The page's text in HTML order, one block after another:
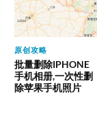
原创攻略
批量删除IPHONE
手机相册,一次性删
除苹果手机照片